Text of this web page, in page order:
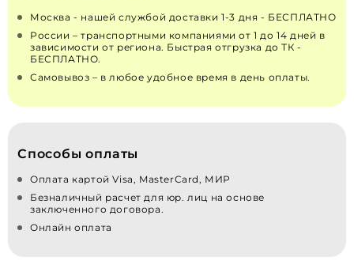
Москва - нашей службой доставки 1-3 дня - БЕСПЛАТНО
России – транспортными компаниями от 1 до 14 дней в
зависимости от региона. Быстрая отгрузка до ТК -
БЕСПЛАТНО.
Самовывоз – в любое удобное время в день оплаты.
Способы оплаты
Оплата картой Visa, MasterCard, МИР
Безналичный расчет для юр. лиц на основе
заключенного договора.
Онлайн оплата